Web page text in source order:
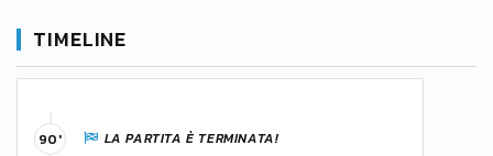
TIMELINE
LA PARTITA È TERMINATA!
90'